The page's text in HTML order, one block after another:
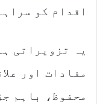
اقدام کو
یہ تزویراتی
مفادات اور
محفوظ، باہم